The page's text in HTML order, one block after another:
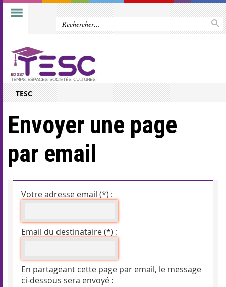
TESC
Envoyer une page
par email
Votre adresse email (*) :
Email du destinataire (*) :
En partageant cette page par email, le message
ci-dessous sera envoyé :